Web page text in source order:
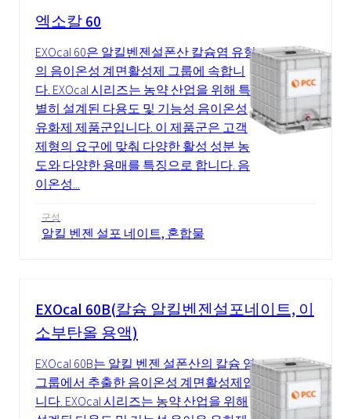
엑소칼 60
EXOcal 60은 알킬벤젠설폰산 칼슘염 유형
의 음이온성 계면활성제 그룹에 속합니
다. EXOcal 시리즈는 농약 산업을 위해 특
별히 설계된 다용도 및 기능성 음이온성
유화제 제품군입니다. 이 제품군은 고객
제형의 요구에 맞춰 다양한 활성 성분 농
도와 다양한 용매를 특징으로 합니다. 음
이온성...
구성
알킬 벤젠 설포 네이트, 혼합물
EXOcal 60B(칼슘 알킬벤젠설포네이트, 이
소부탄올 용액)
EXOcal 60B는 알킬 벤젠 설폰산의 칼슘 염
그룹에서 추출한 음이온성 계면활성제입
니다. EXOcal 시리즈는 농약 산업을 위해